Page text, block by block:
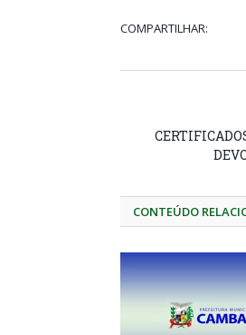
COMPARTILHAR:
CONTEÚDO